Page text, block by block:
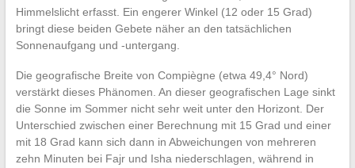
Himmelslicht erfasst. Ein engerer Winkel (12 oder 15 Grad)
bringt diese beiden Gebete näher an den tatsächlichen
Sonnenaufgang und -untergang.
Die geografische Breite von Compiègne (etwa 49,4° Nord)
verstärkt dieses Phänomen. An dieser geografischen Lage sinkt
die Sonne im Sommer nicht sehr weit unter den Horizont. Der
Unterschied zwischen einer Berechnung mit 15 Grad und einer
mit 18 Grad kann sich dann in Abweichungen von mehreren
zehn Minuten bei Fajr und Isha niederschlagen, während in